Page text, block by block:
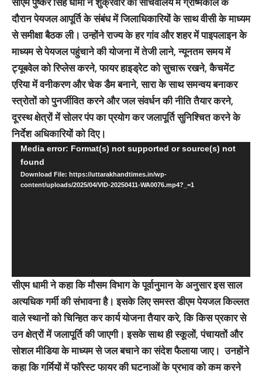
दौरान पेयजल आपूर्ति के संबंध में जिलाधिकारियों के साथ वीसी के माध्यम
से समीक्षा बैठक ली। उन्होंने राज्य के हर गांव और शहर में पाइपलाइन के
माध्यम से पेयजल पहुंचाने की योजना में तेजी लाने, न्यूनतम समय में
ट्यूबवेल को रिप्लेस करने, फायर हाइड्रेट को सुचारू रखने, कैचमेंट
एरिया में वनीकरण और चेक डैम बनाने, सारा के साथ समन्वय बनाकर
स्त्रोतों को पुनर्जीवित करने और जल संवर्धन की नीति तैयार करने,
दूरस्थ क्षेत्रों में सोलर पंप का प्रयोग कर जलापूर्ति सुनिश्चित करने के
निर्देश अधिकारियों को दिए।
Video
Player
Media error: Format(s) not supported or source(s) not
found
Download File: https://uttarakhandtimes.in/wp-
content/uploads/2025/04/VID-20250411-WA0076.mp4?_=1
सीएम धामी ने कहा कि मौसम विभाग के पूर्वानुमान के अनुसार इस साल
अत्यधिक गर्मी की संभावना है। इसके लिए समस्त डीएम पेयजल किल्लत
वाले स्थानों को चिन्हित कर कार्य योजना तैयार करे, कि किस प्रकार से
उन क्षेत्रों में जलापूर्ति की जाएगी। इसके साथ ही स्कूलों, पंचायतों और
सोशल मीडिया के माध्यम से जल बचाने का संदेश फैलाया जाए। उनहोंने
कहा कि गर्मियों में फॉरेस्ट फायर की घटनाओं के प्रभाव को कम करने